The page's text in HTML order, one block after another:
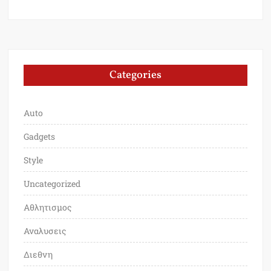
Categories
Auto
Gadgets
Style
Uncategorized
Αθλητισμος
Αναλυσεις
Διεθνη